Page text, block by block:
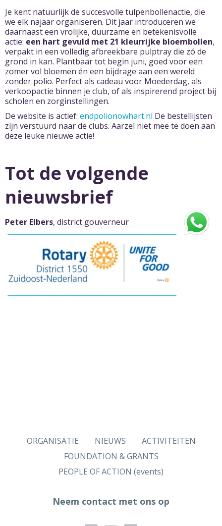
Je kent natuurlijk de succesvolle tulpenbollenactie, die
we elk najaar organiseren. Dit jaar introduceren we
daarnaast een vrolijke, duurzame en betekenisvolle
actie: een hart gevuld met 21 kleurrijke bloembollen,
verpakt in een volledig afbreekbare pulptray die zó de
grond in kan. Plantbaar tot begin juni, goed voor een
zomer vol bloemen én een bijdrage aan een wereld
zonder polio. Perfect als cadeau voor Moederdag, als
verkoopactie binnen je club, of als inspirerend project bij
scholen en zorginstellingen.
De website is actief: endpolionowhart.nl De bestellijsten
zijn verstuurd naar de clubs. Aarzel niet mee te doen aan
deze leuke nieuwe actie!
Tot de volgende
nieuwsbrief
Peter Elbers, district gouverneur
ORGANISATIE NIEUWS
ACTIVITEITEN
FOUNDATION & GRANTS
PEOPLE OF ACTION (events)
Neem contact met ons op